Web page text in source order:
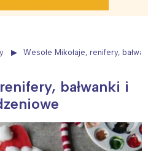
Wesołe Mikołaje, renifery,
bałwanki i